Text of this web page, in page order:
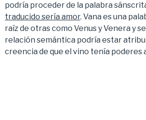
podría proceder de la palabra
traducido sería amor. Vana es una
raíz de otras como Venus y Venera y
relación semántica podría estar
creencia de que el vino tenía poderes